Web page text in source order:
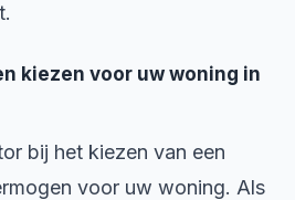
kiezen voor uw woning in
bij het kiezen van een
voor uw woning. Als